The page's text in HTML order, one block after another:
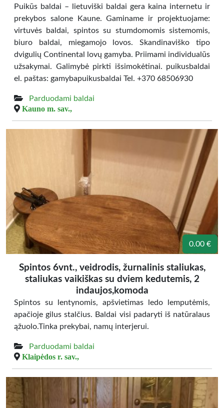
Puikūs baldai – lietuviški baldai gera kaina internetu ir
prekybos salone Kaune. Gaminame ir projektuojame:
virtuvės baldai, spintos su stumdomomis sistemomis,
biuro baldai, miegamojo lovos. Skandinaviško tipo
dvigulių Continental lovų gamyba. Priimami individualūs
užsakymai. Galimybė pirkti išsimokėtinai. puikusbaldai
el. paštas: gamybapuikusbaldai Tel. +370 68506930
Parduodami baldai
Kauno m. sav.,
0.00 €
Spintos 6vnt., veidrodis, žurnalinis staliukas,
staliukas vaikiškas su dviem kedutemis, 2
indaujos,komoda
Spintos su lentynomis, apšvietimas ledo lemputėmis,
apačioje gilus stalčius. Baldai visi padaryti iš natūralaus
ąžuolo.Tinka prekybai, namų interjerui.
Parduodami baldai
Klaipėdos r. sav.,